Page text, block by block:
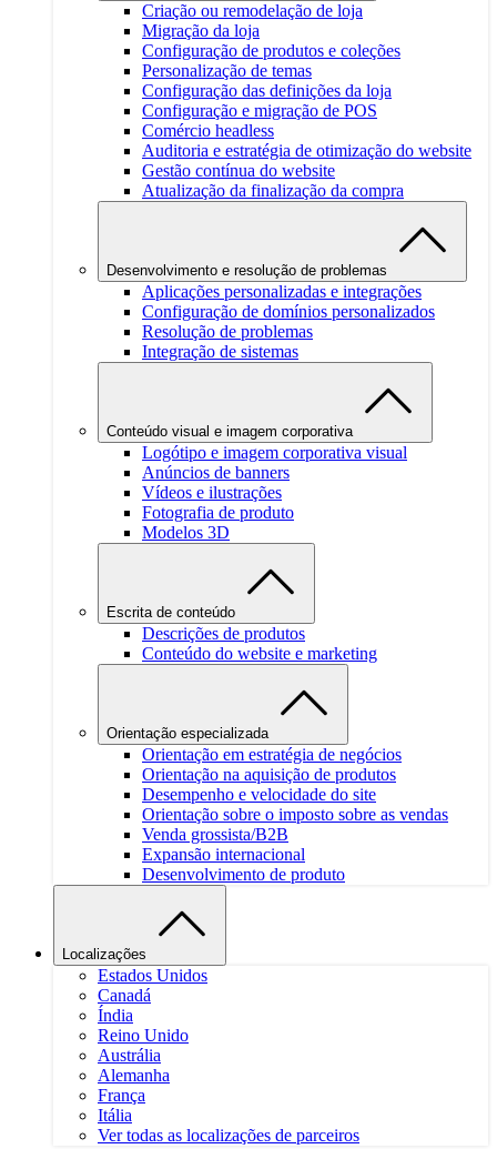
Criação ou remodelação de loja
Migração da loja
Configuração de produtos e coleções
Personalização de temas
Configuração das definições da loja
Configuração e migração de POS
Comércio headless
Auditoria e estratégia de otimização do website
Gestão contínua do website
Atualização da finalização da compra
Desenvolvimento e resolução de problemas
Aplicações personalizadas e integrações
Configuração de domínios personalizados
Resolução de problemas
Integração de sistemas
Conteúdo visual e imagem corporativa
Logótipo e imagem corporativa visual
Anúncios de banners
Vídeos e ilustrações
Fotografia de produto
Modelos 3D
Escrita de conteúdo
Descrições de produtos
Conteúdo do website e marketing
Orientação especializada
Orientação em estratégia de negócios
Orientação na aquisição de produtos
Desempenho e velocidade do site
Orientação sobre o imposto sobre as vendas
Venda grossista/B2B
Expansão internacional
Desenvolvimento de produto
Localizações
Estados Unidos
Canadá
Índia
Reino Unido
Austrália
Alemanha
França
Itália
Ver todas as localizações de parceiros